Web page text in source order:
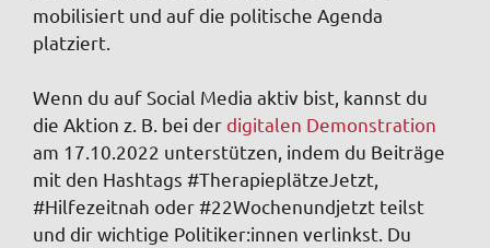
mobilisiert und auf die politische Agenda
platziert.
Wenn du auf Social Media aktiv bist, kannst du
die Aktion z. B. bei derdigitalen Demonstration
am 17.10.2022 unterstützen, indem du Beiträge
mit den Hashtags #TherapieplätzeJetzt,
#Hilfezeitnah oder #22Wochenundjetzt teilst
und dir wichtige Politiker:innen verlinkst. Du